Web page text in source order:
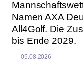
Namen AXA
All4Golf. Die
bis Ende 2029.
05.08.2026